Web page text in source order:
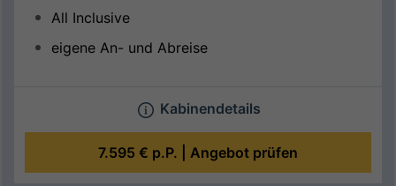
All Inclusive
eigene An- und Abreise
Kabinendetails
7.595 € p.P. | Angebot prüfen